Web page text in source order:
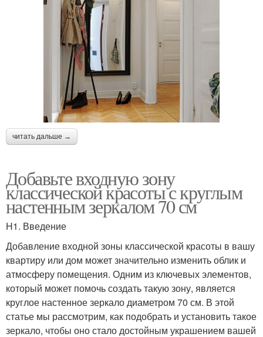
читать дальше →
Добавьте входную зону
классической красоты с круглым
настенным зеркалом 70 см
H1. Введение
Добавление входной зоны классической красоты в вашу
квартиру или дом может значительно изменить облик и
атмосферу помещения. Одним из ключевых элементов,
который может помочь создать такую зону, является
круглое настенное зеркало диаметром 70 см. В этой
статье мы рассмотрим, как подобрать и установить такое
зеркало, чтобы оно стало достойным украшением вашей